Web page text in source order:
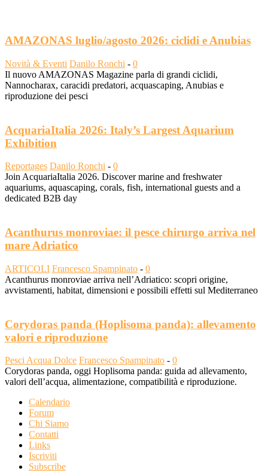
AMAZONAS luglio/agosto 2026: ciclidi e Anubias
Novità & Eventi Danilo Ronchi - 0
Il nuovo AMAZONAS Magazine parla di grandi ciclidi,
Nannocharax, caracidi predatori, acquascaping, Anubias e
riproduzione dei pesci
AcquariaItalia 2026: Italy’s Largest Aquarium
Exhibition
Reportages Danilo Ronchi - 0
Join AcquariaItalia 2026. Discover marine and freshwater
aquariums, aquascaping, corals, fish, international guests and a
dedicated B2B day
Acanthurus monroviae: il pesce chirurgo arriva nel
mare Adriatico
ARTICOLI Francesco Spampinato - 0
Acanthurus monroviae arriva nell’Adriatico: scopri origine,
avvistamenti, habitat, dimensioni e possibili effetti sul Mediterraneo
Corydoras panda (Hoplisoma panda): allevamento
valori e riproduzione
Pesci Acqua Dolce Francesco Spampinato - 0
Corydoras panda, oggi Hoplisoma panda: guida ad allevamento,
valori dell’acqua, alimentazione, compatibilità e riproduzione.
Calendario
Forum
Chi Siamo
Contatti
Links
Iscriviti
Subscribe